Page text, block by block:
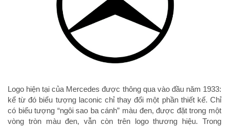
Logo hiện tại của Mercedes được thông qua vào đầu năm 1933:
kể từ đó biểu tượng laconic chỉ thay đổi một phần thiết kế. Chỉ
có biểu tượng “ngôi sao ba cánh” màu đen, được đặt trong một
vòng tròn màu đen, vẫn còn trên logo thương hiệu. Trong